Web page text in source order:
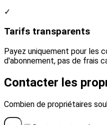
✓
Tarifs transparents
Payez uniquement pour les
d'abonnement, pas de frais
Contacter les
Combien de propriétaires